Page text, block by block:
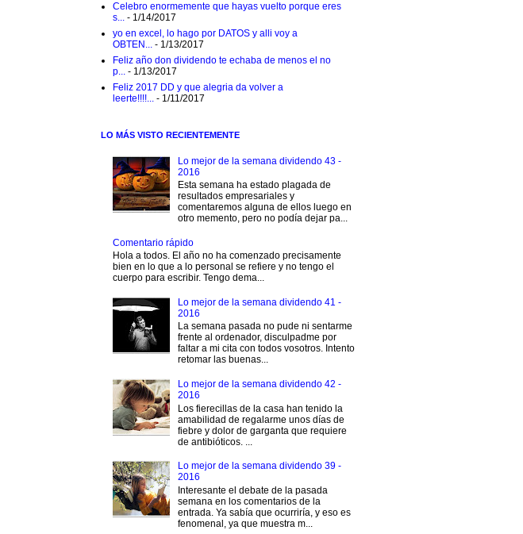
Celebro enormemente que hayas vuelto porque eres
s... - 1/14/2017
yo en excel, lo hago por DATOS y alli voy a
OBTEN... - 1/13/2017
Feliz año don dividendo te echaba de menos el no
p... - 1/13/2017
Feliz 2017 DD y que alegria da volver a
leerte!!!!... - 1/11/2017
LO MÁS VISTO RECIENTEMENTE
Lo mejor de la semana dividendo 43 -
2016
Esta semana ha estado plagada de
resultados empresariales y
comentaremos alguna de ellos luego en
otro memento, pero no podía dejar pa...
Comentario rápido
Hola a todos. El año no ha comenzado precisamente
bien en lo que a lo personal se refiere y no tengo el
cuerpo para escribir. Tengo dema...
Lo mejor de la semana dividendo 41 -
2016
La semana pasada no pude ni sentarme
frente al ordenador, disculpadme por
faltar a mi cita con todos vosotros. Intento
retomar las buenas...
Lo mejor de la semana dividendo 42 -
2016
Los fierecillas de la casa han tenido la
amabilidad de regalarme unos días de
fiebre y dolor de garganta que requiere
de antibióticos. ...
Lo mejor de la semana dividendo 39 -
2016
Interesante el debate de la pasada
semana en los comentarios de la
entrada. Ya sabía que ocurriría, y eso es
fenomenal, ya que muestra m...